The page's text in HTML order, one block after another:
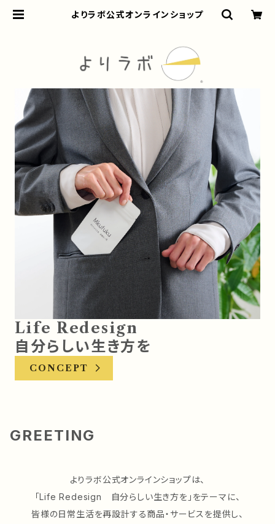
よりラボ公式オンラインショップ
Life Redesign
自分らしい生き方を
CONCEPT
GREETING
よりラボ公式オンラインショップは、
「Life Redesign 自分らしい生き方を」をテーマに、
皆様の日常生活を再設計する商品・サービスを提供し、